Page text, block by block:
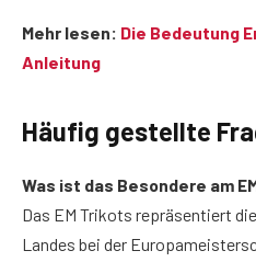
Mehr lesen: Die Bedeutung
Anleitung
Häufig gestellte
Was ist das Besondere am
Das EM Trikots repräsentiert
Landes bei der